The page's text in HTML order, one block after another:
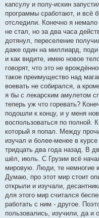
капсулу и полу-искин
программы сработают, и всё
отследили. Конечно я
не стал, но за два часа
дотянул, переселение
даже один на миллиард, поди
и как видите, имею новое
говорят, что это не
такое преимущество над
воевать не собирался, а
я бы с лекарским амулетом
теперь уж что горевать?
подошли к концу, и у меня
воспользоваться по полной.
который я попал. Между
изучал и более-менее в
тридцать два года назад. В
шёл, июль. С Грузии всё
мировую. Люди, те немногие
Думаю, про этот мир стоит
открыли и изучали,
для этого мир считался
работать с ним - другое.
пользовались, изучили, да и